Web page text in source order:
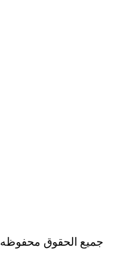
جميع الحقوق محفوظه